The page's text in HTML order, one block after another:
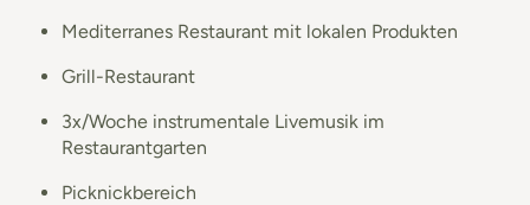
Mediterranes Restaurant mit lokalen Produkten
Grill-Restaurant
3x/Woche instrumentale Livemusik im
Restaurantgarten
Picknickbereich